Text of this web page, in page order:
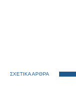
ΣΧΕΤΙΚΑ ΑΡΘΡΑ